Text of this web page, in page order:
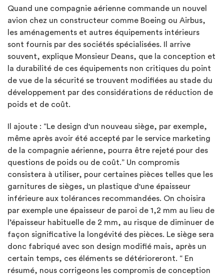
Quand une compagnie aérienne commande un nouvel
avion chez un constructeur comme Boeing ou Airbus,
les aménagements et autres équipements intérieurs
sont fournis par des sociétés spécialisées. Il arrive
souvent, explique Monsieur Deans, que la conception et
la durabilité de ces équipements non critiques du point
de vue de la sécurité se trouvent modifiées au stade du
développement par des considérations de réduction de
poids et de coût.
Il ajoute : “Le design d'un nouveau siège, par exemple,
même après avoir été accepté par le service marketing
de la compagnie aérienne, pourra être rejeté pour des
questions de poids ou de coût.” Un compromis
consistera à utiliser, pour certaines pièces telles que les
garnitures de sièges, un plastique d'une épaisseur
inférieure aux tolérances recommandées. On choisira
par exemple une épaisseur de paroi de 1,2 mm au lieu de
l’épaisseur habituelle de 2 mm, au risque de diminuer de
façon significative la longévité des pièces. Le siège sera
donc fabriqué avec son design modifié mais, après un
certain temps, ces éléments se détérioreront. “ En
résumé, nous corrigeons les compromis de conception